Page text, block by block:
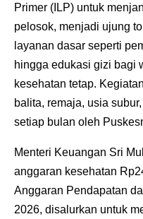
Primer (ILP) untuk
pelosok, menjadi ujung
layanan dasar seperti
hingga edukasi gizi bagi
kesehatan tetap.
balita, remaja, usia
setiap bulan oleh
Menteri Keuangan Sri
anggaran kesehatan
Anggaran Pendapatan
2026, disalurkan untuk